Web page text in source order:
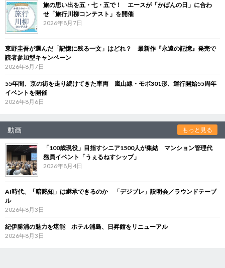
旅の思い出を五・七・五で！ エースが「かばんの日」に合わ
せ「旅行川柳コンテスト」を開催
2026年8月7日
東野圭吾が選んだ「記憶に残る一文」はどれ？ 最新作『永遠の記憶』発売で
読者参加型キャンペーン
2026年8月7日
55年間、京の街を走り続けてきた車両 嵐山線・モボ301形、運行開始55周年
イベントを開催
2026年8月6日
動画 もっと見る
「100歳現役」目指すシニア1500人が集結 マンション管理代
務員イベント「うぇるねすシップ」
2026年8月4日
AI時代、「暗黙知」は継承できるのか 「デジブレ」説明会／ラウンドテーブ
ル
2026年8月3日
紀伊勝浦の魅力を堪能 ホテル浦島、日昇館をリニューアル
2026年8月3日